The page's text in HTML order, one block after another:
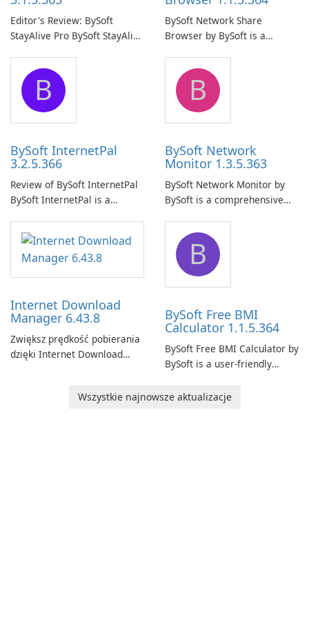
Editor's Review: BySoft
StayAlive Pro BySoft StayAlive
application designed to
ensure the continuous and
uninterrupted operation of
your computer system.
BySoft Network Share
Browser by BySoft is a
application that allows users
to easily browse and manage
shared folders on their
network.
B
BySoft InternetPal
3.2.5.366
Review of BySoft InternetPal
BySoft InternetPal is a
application designed to
monitor your internet
connection and provide real-
time insights into its
B
BySoft Network
Monitor 1.3.5.363
BySoft Network Monitor by
BySoft is a comprehensive
designed to help businesses
effectively manage their
network infrastructure.
Internet Download
Manager 6.43.8
Zwiększ prędkość pobierania
dzięki Internet Download
B
BySoft Free BMI
Calculator 1.1.5.364
BySoft Free BMI Calculator by
BySoft is a user-friendly
designed to help you
Wszystkie najnowsze aktualizacje